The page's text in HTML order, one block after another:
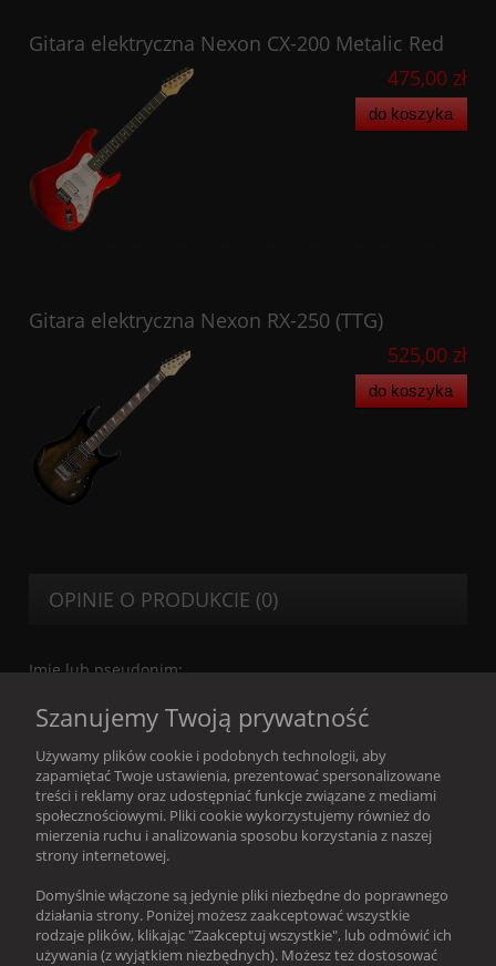
Gitara elektryczna Nexon CX-200 Metalic Red
475,00 zł
do koszyka
Gitara elektryczna Nexon RX-250 (TTG)
525,00 zł
do koszyka
OPINIE O PRODUKCIE (0)
Imię lub pseudonim:
Twoja opinia:
Szanujemy Twoją prywatność
Używamy plików cookie i podobnych technologii, aby
zapamiętać Twoje ustawienia, prezentować spersonalizowane
treści i reklamy oraz udostępniać funkcje związane z mediami
społecznościowymi. Pliki cookie wykorzystujemy również do
mierzenia ruchu i analizowania sposobu korzystania z naszej
strony internetowej.
Domyślnie włączone są jedynie pliki niezbędne do poprawnego
działania strony. Poniżej możesz zaakceptować wszystkie
rodzaje plików, klikając "Zaakceptuj wszystkie", lub odmówić ich
używania (z wyjątkiem niezbędnych). Możesz też dostosować